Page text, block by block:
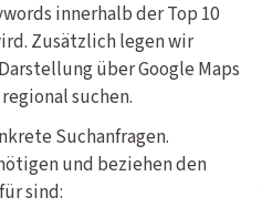
innerhalb der Top 10
Zusätzlich legen wir
über Google Maps
suchen.
Suchanfragen.
und beziehen den
sind: